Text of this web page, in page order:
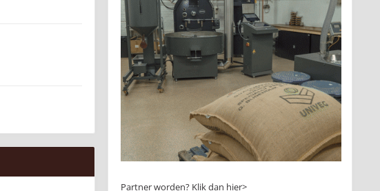
Partner worden? Klik dan hier>